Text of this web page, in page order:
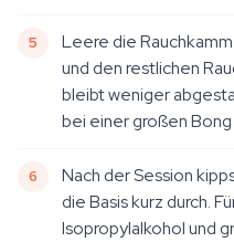
Leere die
und den restlichen
bleibt weniger
bei einer großen
Nach der Session
die Basis kurz durch.
Isopropylalkohol und